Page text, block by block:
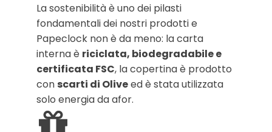
La sostenibilità è uno dei pilasti
fondamentali dei nostri prodotti e
Papeclock non è da meno: la carta
interna è riciclata, biodegradabile e
certificata FSC, la copertina è prodotto
con scarti di Oliveed è stata utilizzata
solo energia da afor.